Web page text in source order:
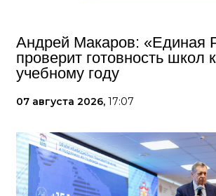
Андрей Макаров: «Единая
проверит готовность школ
учебному году
07 августа 2026, 17:07